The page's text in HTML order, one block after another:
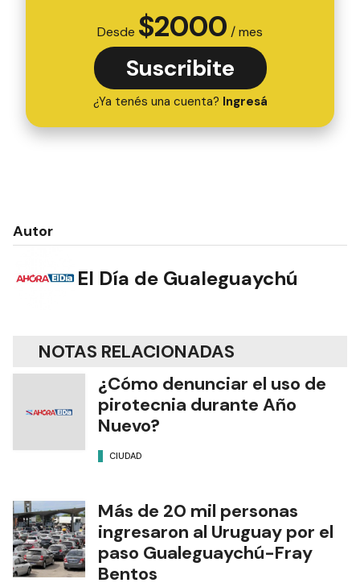
Desde $2000 / mes
Suscribite
¿Ya tenés una cuenta? Ingresá
Autor
El Día de Gualeguaychú
NOTAS RELACIONADAS
¿Cómo denunciar el uso de
pirotecnia durante Año
Nuevo?
CIUDAD
Más de 20 mil personas
ingresaron al Uruguay por el
paso Gualeguaychú-Fray
Bentos